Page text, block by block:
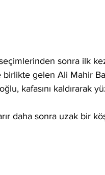
sonra ilk
gelen Ali Mahir
kafasını kaldırarak
daha sonra uzak bir